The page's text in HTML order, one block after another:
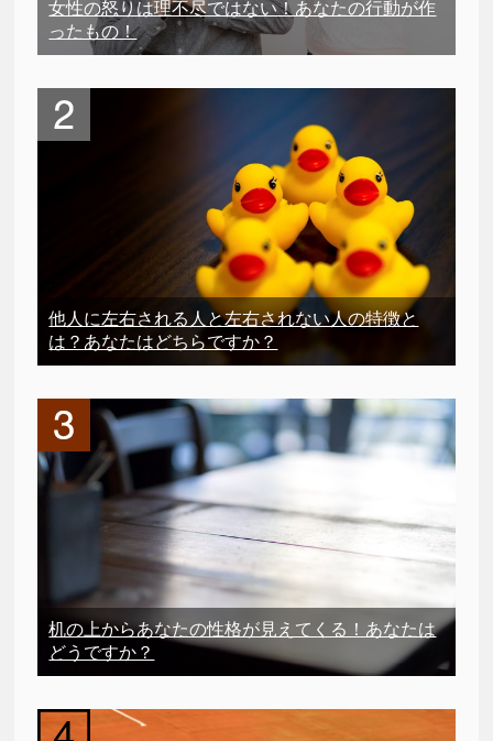
女性の怒りは理不尽ではない！あなたの行動が作
ったもの！
他人に左右される人と左右されない人の特徴と
は？あなたはどちらですか？
机の上からあなたの性格が見えてくる！あなたは
どうですか？